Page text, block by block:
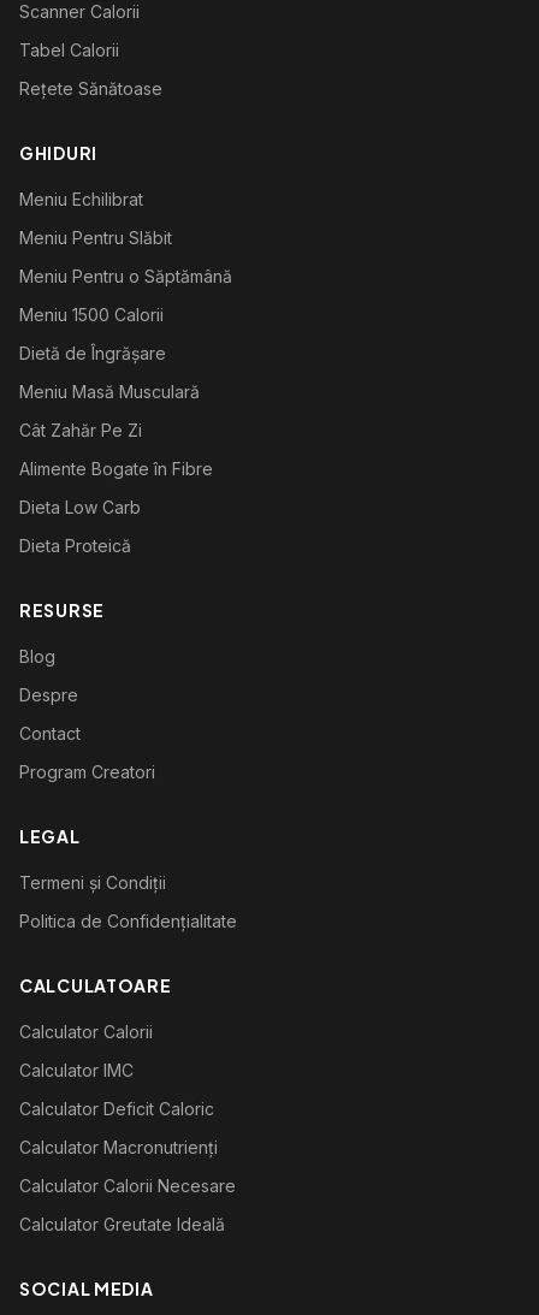
Scanner Calorii
Tabel Calorii
Rețete Sănătoase
GHIDURI
Meniu Echilibrat
Meniu Pentru Slăbit
Meniu Pentru o Săptămână
Meniu 1500 Calorii
Dietă de Îngrășare
Meniu Masă Musculară
Cât Zahăr Pe Zi
Alimente Bogate în Fibre
Dieta Low Carb
Dieta Proteică
RESURSE
Blog
Despre
Contact
Program Creatori
LEGAL
Termeni și Condiții
Politica de Confidențialitate
CALCULATOARE
Calculator Calorii
Calculator IMC
Calculator Deficit Caloric
Calculator Macronutrienți
Calculator Calorii Necesare
Calculator Greutate Ideală
SOCIAL MEDIA